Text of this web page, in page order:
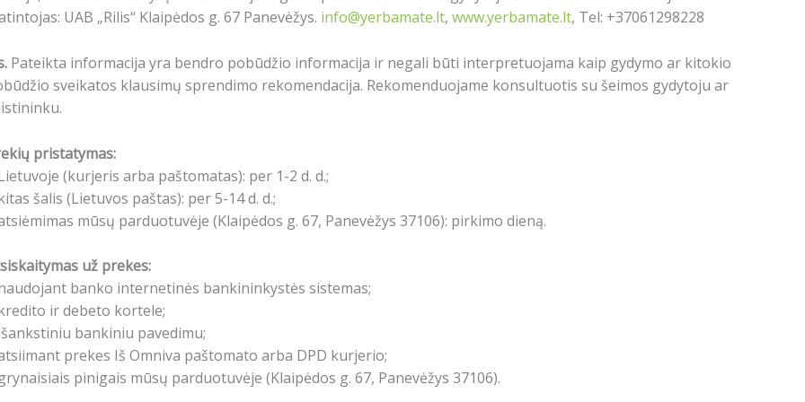
UAB „Rilis“ Klaipėdos g. 67 Panevėžys. info@yerbamate.lt, www.yerbamate.lt, Tel: +37061298228
Pateikta informacija yra bendro pobūdžio informacija ir negali būti interpretuojama kaip gydymo ar kitokio
sveikatos klausimų sprendimo rekomendacija. Rekomenduojame konsultuotis su šeimos gydytoju ar
pristatymas:
(kurjeris arba paštomatas): per 1-2 d. d.;
šalis (Lietuvos paštas): per 5-14 d. d.;
mūsų parduotuvėje (Klaipėdos g. 67, Panevėžys 37106): pirkimo dieną.
už prekes:
banko internetinės bankininkystės sistemas;
ir debeto kortele;
bankiniu pavedimu;
prekes Iš Omniva paštomato arba DPD kurjerio;
pinigais mūsų parduotuvėje (Klaipėdos g. 67, Panevėžys 37106).